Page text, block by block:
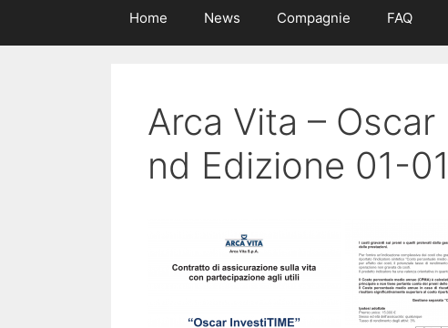
Home News Compagnie FAQ
Arca Vita –
nd Edizione 01-